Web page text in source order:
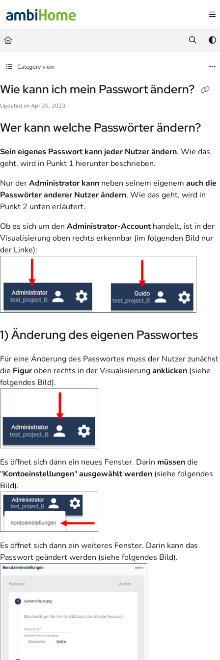
Documentation Index
Fetch the complete documentation index at:
Use this file to discover all available pages before exploring further.
Category view
Wie kann ich mein Passwort ändern?
Updated on Apr 26, 2023
Wer kann welche Passwörter ändern?
Sein eigenes Passwort kann jeder Nutzer ändern. Wie das
geht, wird in Punkt 1 hierunter beschrieben.
Nur derAdministrator kann neben seinem eigenem auch die
Passwörter anderer Nutzer ändern. Wie das geht, wird in
Punkt 2 unten erläutert.
Ob es sich um den Administrator-Accounthandelt, ist in der
Visualisierung oben rechts erkennbar (im folgenden Bild nur
der Linke):
1) Änderung des eigenen Passwortes
Für eine Änderung des Passwortes muss der Nutzer zunächst
die Figuroben rechts in der Visualisierunganklicken (siehe
folgendes Bild).
Es öffnet sich dann ein neues Fenster. Darin müssendie
"Kontoeinstellungen"ausgewählt werden (siehe folgendes
Bild).
Es öffnet sich dann ein weiteres Fenster. Darin kann das
Passwort geändert werden (siehe folgendes Bild).